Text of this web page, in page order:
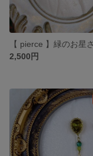
2,500円